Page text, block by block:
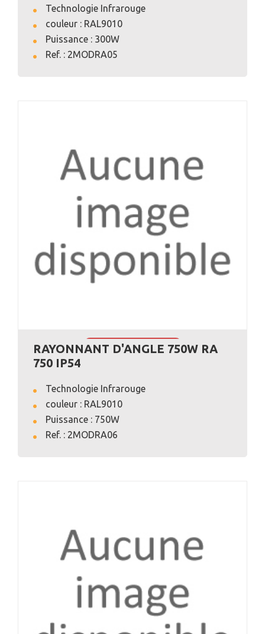
Technologie Infrarouge
couleur : RAL9010
Puissance : 300W
Ref. : 2MODRA05
VOIR L'ANNONCE
RAYONNANT D'ANGLE 750W RA
750 IP54
Technologie Infrarouge
couleur : RAL9010
Puissance : 750W
Ref. : 2MODRA06